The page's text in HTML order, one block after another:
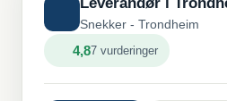
Snekker - Trondheim
4,87 vurderinger